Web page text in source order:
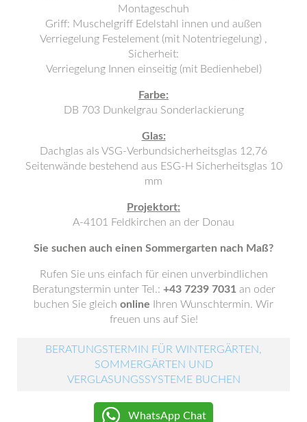
Montageschuh
Griff: Muschelgriff Edelstahl innen und außen
Verriegelung Festelement (mit Notentriegelung) ,
Sicherheit:
Verriegelung Innen einseitig (mit Bedienhebel)
Farbe:
DB 703 Dunkelgrau Sonderlackierung
Glas:
Dachglas als VSG-Verbundsicherheitsglas 12,76
Seitenwände bestehend aus ESG-H Sicherheitsglas 10
mm
Projektort:
A-4101 Feldkirchen an der Donau
Sie suchen auch einen Sommergarten nach Maß?
Rufen Sie uns einfach für einen unverbindlichen
Beratungstermin unter Tel.: +43 7239 7031 an oder
buchen Sie gleich online Ihren Wunschtermin. Wir
freuen uns auf Sie!
BERATUNGSTERMIN FÜR WINTERGÄRTEN,
SOMMERGÄRTEN UND
VERGLASUNGSSYSTEME BUCHEN
WhatsApp Chat